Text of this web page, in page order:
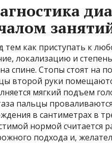
тем как приступать к
локализацию и
спине. Стопы стоят на
второй руки
мягкий подъем
пальцы
в сантиметрах в
нормой считается
подхода и,